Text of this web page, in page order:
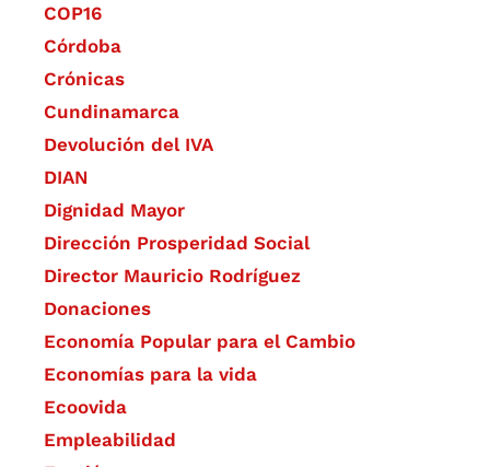
COP16
Córdoba
Crónicas
Cundinamarca
Devolución del IVA
DIAN
Dignidad Mayor
Dirección Prosperidad Social
Director Mauricio Rodríguez
Donaciones
Economía Popular para el Cambio
Economías para la vida
Ecoovida
Empleabilidad